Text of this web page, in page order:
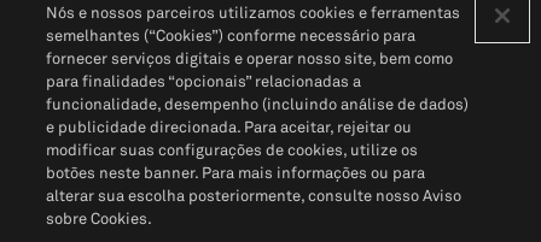
Política de PrivacidadePortal de privacidade do cliente (em inglês)
Não Venda Minhas Informações Pessoais© 2026 S&P Global
Nós e nossos parceiros utilizamos cookies e ferramentas
semelhantes (“Cookies”) conforme necessário para
fornecer serviços digitais e operar nosso site, bem como
para finalidades “opcionais” relacionadas a
funcionalidade, desempenho (incluindo análise de dados)
e publicidade direcionada. Para aceitar, rejeitar ou
modificar suas configurações de cookies, utilize os
botões neste banner. Para mais informações ou para
alterar sua escolha posteriormente, consulte nosso Aviso
sobre Cookies.